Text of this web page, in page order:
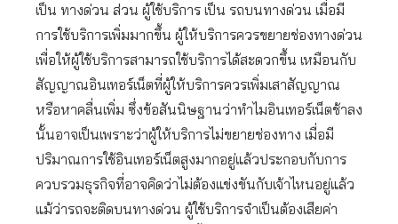
เป็น ทางด่วน ส่วน ผู้ใช้บริการ เป็น รถบนทางด่วน เมื่อมี
การใช้บริการเพิ่มมากขึ้น ผู้ให้บริการควรขยายช่องทางด่วน
เพื่อให้ผู้ใช้บริการสามารถใช้บริการได้สะดวกขึ้น เหมือนกับ
สัญญาณอินเทอร์เน็ตที่ผู้ให้บริการควรเพิ่มเสาสัญญาณ
หรือหาคลื่นเพิ่ม ซึ่งข้อสันนิษฐานว่าทำไมอินเทอร์เน็ตช้าลง
นั้นอาจเป็นเพราะว่าผู้ให้บริการไม่ขยายช่องทาง เมื่อมี
ปริมาณการใช้อินเทอร์เน็ตสูงมากอยู่แล้วประกอบกับการ
ควบรวมธุรกิจที่อาจคิดว่าไม่ต้องแข่งขันกับเจ้าไหนอยู่แล้ว
แม้ว่ารถจะติดบนทางด่วน ผู้ใช้บริการจำเป็นต้องเสียค่า